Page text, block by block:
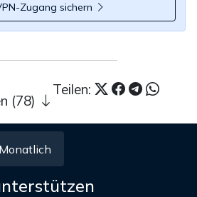
Zugang sichern
Teilen:
(78)